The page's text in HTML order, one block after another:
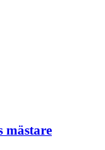
mästare